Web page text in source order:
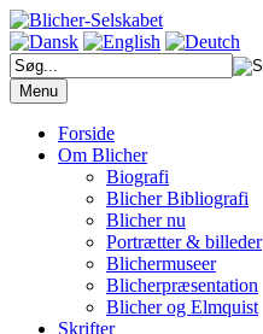
Søg
på
https://blicherselskabet.dk/
Menu
Forside
Om Blicher
Biografi
Blicher Bibliografi
Blicher nu
Portrætter & billeder
Blichermuseer
Blicherpræsentation
Blicher og Elmquist
Skrifter